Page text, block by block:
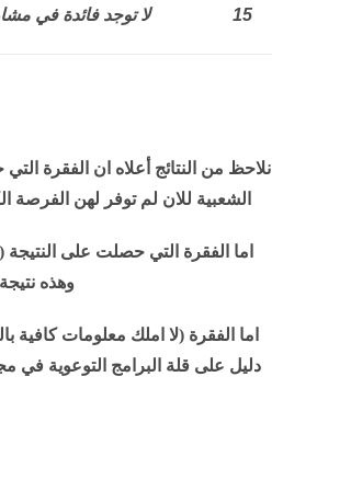
لا توجد فائدة في 15
الشعبية للان لم توفر لهن
وهذه
دليل على قلة البرامج التوعوية